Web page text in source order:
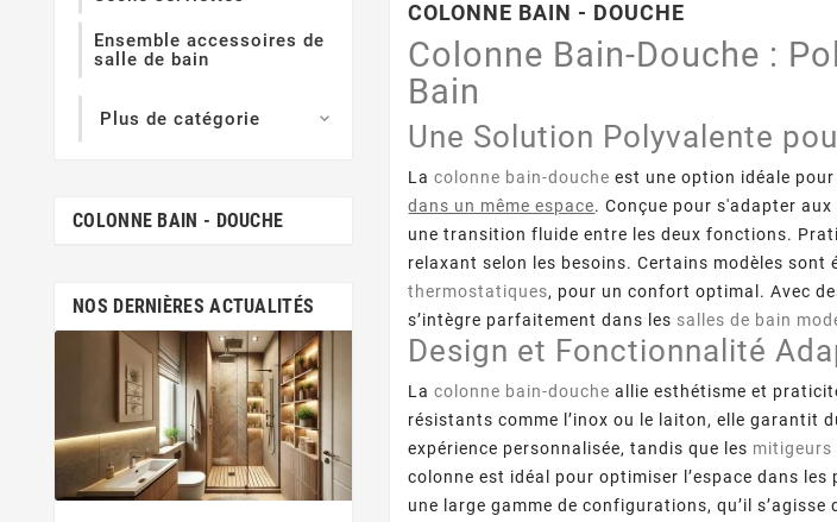
Ensemble accessoires de
salle de bain
Plus de catégorie 
COLONNE BAIN - DOUCHE
NOS DERNIÈRES ACTUALITÉS
déc.
Envie d'évasion dès le matin ?
Adoptez le style tropical dans
votre salle de bain pour créer
un espace relaxant et
Décorer Sa Salle
Avec
Découvrez
votre salle de bain
décoration bien
ambiance
COLONNE BAIN - DOUCHE
Colonne Bain-Douche :
Bain
Une Solution Polyvalente
Lacolonne bain-douche est une option idéale
dans un même espace. Conçue pour s'adapter
une transition fluide entre les deux fonctions.
relaxant selon les besoins. Certains modèles
thermostatiques, pour un confort optimal. Avec
s’intègre parfaitement dans les salles de bain
Design et Fonctionnalité
Lacolonne bain-douche allie esthétisme et
résistants comme l’inox ou le laiton, elle garantit
expérience personnalisée, tandis que les
colonne est idéal pour optimiser l’espace dans
une large gamme de configurations, qu’il